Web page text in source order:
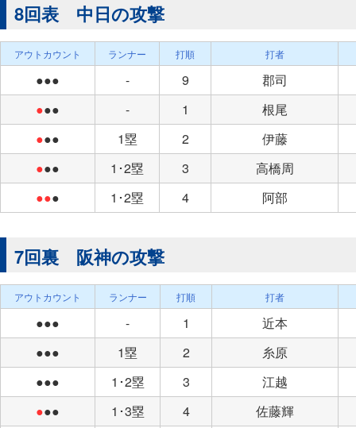
8回表 中日の攻撃
アウトカウント ランナー 打順 打者
●●● - 9
郡司
●●● - 1
根尾
●●● 1塁 2
伊藤
●●● 1･2塁 3
高橋周
●●● 1･2塁 4 阿部
7回裏 阪神の攻撃
アウトカウント ランナー 打順 打者
●●● - 1
近本
●●●
1塁 2
糸原
●●●
1･2塁 3
江越
●●● 1･3塁 4
佐藤輝